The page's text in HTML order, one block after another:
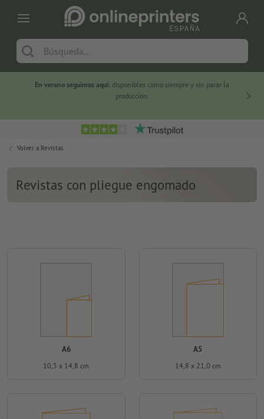
En verano seguimos aquí: disponibles como siempre y sin parar la
producción.
Volver a Revistas
Revistas con pliegue engomado
A6
10,5 x 14,8 cm
A5
14,8 x 21,0 cm